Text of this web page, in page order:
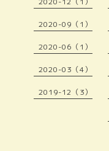
2020-09（1）
2020-06（1）
2020-03（4）
2019-12（3）